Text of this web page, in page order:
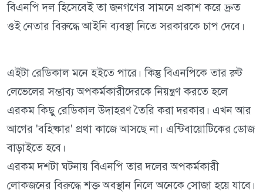
বিএনপি দল হিসেবেই তা জনগণের সামনে প্রকাশ করে দ্রুত
ওই নেতার বিরুদ্ধে আইনি ব্যবস্থা নিতে সরকারকে চাপ দেবে।
এইটা রেডিকাল মনে হইতে পারে। কিন্তু বিএনপিকে তার রুট
লেভেলের সম্ভাব্য অপকর্মকারীদেরকে নিয়ন্ত্রণ করতে হলে
এরকম কিছু রেডিকাল উদাহরণ তৈরি করা দরকার। এখন আর
আগের 'বহিষ্কার' প্রথা কাজে আসছে না। এন্টিবায়োটিকের ডোজ
বাড়াইতে হবে।
এরকম দশটা ঘটনায় বিএনপি তার দলের অপকর্মকারী
লোকজনের বিরুদ্ধে শক্ত অবস্থান নিলে অনেকে সোজা হয়ে যাবে।